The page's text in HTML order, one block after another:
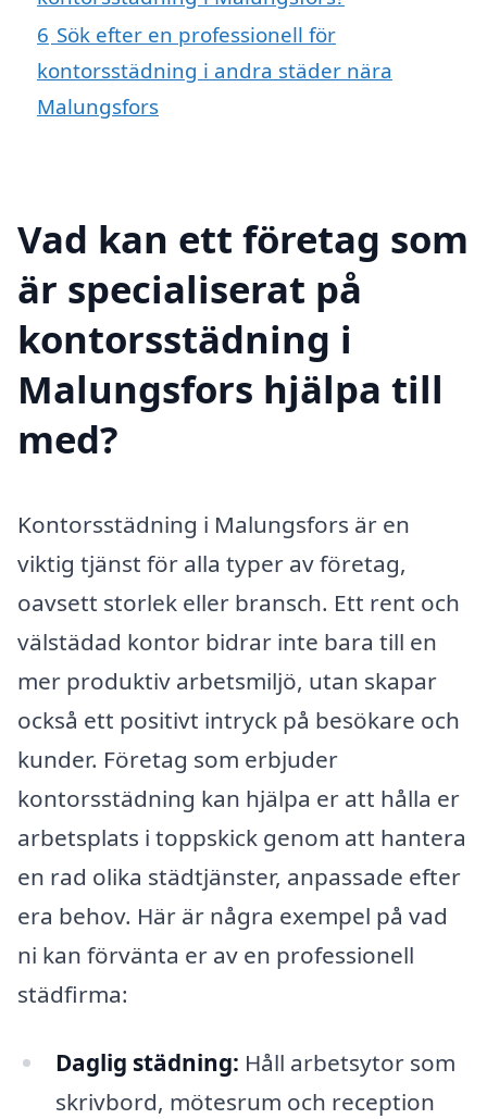
6 Sök efter en professionell för
kontorsstädning i andra städer nära
Malungsfors
Vad kan ett företag som
är specialiserat på
kontorsstädning i
Malungsfors hjälpa till
med?
Kontorsstädning i Malungsfors är en
viktig tjänst för alla typer av företag,
oavsett storlek eller bransch. Ett rent och
välstädad kontor bidrar inte bara till en
mer produktiv arbetsmiljö, utan skapar
också ett positivt intryck på besökare och
kunder. Företag som erbjuder
kontorsstädning kan hjälpa er att hålla er
arbetsplats i toppskick genom att hantera
en rad olika städtjänster, anpassade efter
era behov. Här är några exempel på vad
ni kan förvänta er av en professionell
städfirma:
Daglig städning: Håll arbetsytor som
skrivbord, mötesrum och reception